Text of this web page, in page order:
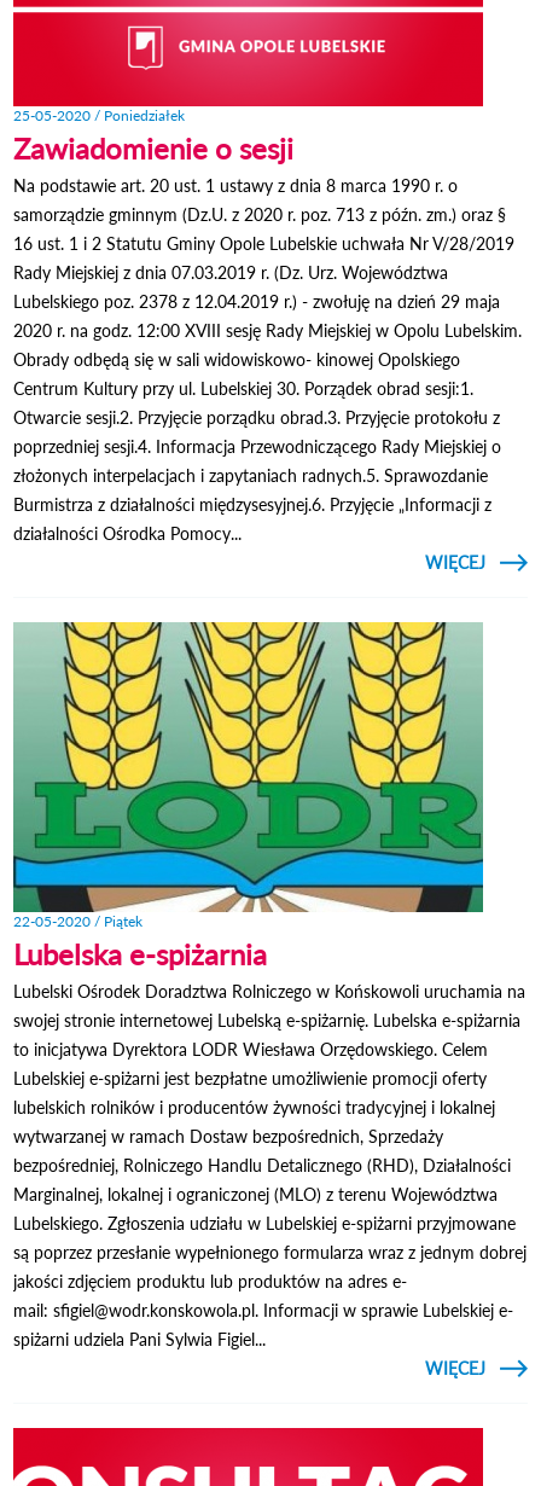
25-05-2020 / Poniedziałek
Zawiadomienie o sesji
Na podstawie art. 20 ust. 1 ustawy z dnia 8 marca 1990 r. o
samorządzie gminnym (Dz.U. z 2020 r. poz. 713 z późn. zm.) oraz §
16 ust. 1 i 2 Statutu Gminy Opole Lubelskie uchwała Nr V/28/2019
Rady Miejskiej z dnia 07.03.2019 r. (Dz. Urz. Województwa
Lubelskiego poz. 2378 z 12.04.2019 r.) - zwołuję na dzień 29 maja
2020 r. na godz. 12:00 XVIII sesję Rady Miejskiej w Opolu Lubelskim.
Obrady odbędą się w sali widowiskowo- kinowej Opolskiego
Centrum Kultury przy ul. Lubelskiej 30. Porządek obrad sesji:1.
Otwarcie sesji.2. Przyjęcie porządku obrad.3. Przyjęcie protokołu z
poprzedniej sesji.4. Informacja Przewodniczącego Rady Miejskiej o
złożonych interpelacjach i zapytaniach radnych.5. Sprawozdanie
Burmistrza z działalności międzysesyjnej.6. Przyjęcie „Informacji z
działalności Ośrodka Pomocy...
CZYTAJ
WIĘCEJ
22-05-2020 / Piątek
Lubelska e-spiżarnia
Lubelski Ośrodek Doradztwa Rolniczego w Końskowoli uruchamia na
swojej stronie internetowej Lubelską e-spiżarnię. Lubelska e-spiżarnia
to inicjatywa Dyrektora LODR Wiesława Orzędowskiego. Celem
Lubelskiej e-spiżarni jest bezpłatne umożliwienie promocji oferty
lubelskich rolników i producentów żywności tradycyjnej i lokalnej
wytwarzanej w ramach Dostaw bezpośrednich, Sprzedaży
bezpośredniej, Rolniczego Handlu Detalicznego (RHD), Działalności
Marginalnej, lokalnej i ograniczonej (MLO) z terenu Województwa
Lubelskiego. Zgłoszenia udziału w Lubelskiej e-spiżarni przyjmowane
są poprzez przesłanie wypełnionego formularza wraz z jednym dobrej
jakości zdjęciem produktu lub produktów na adres e-
mail: sfigiel@wodr.konskowola.pl. Informacji w sprawie Lubelskiej e-
spiżarni udziela Pani Sylwia Figiel...
CZYTAJ
WIĘCEJ